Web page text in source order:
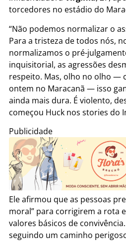
torcedores no estádio do
“Não podemos normalizar o
Para a tristeza de todos nós,
normalizamos o pré-
inquisitorial, as agressões
respeito. Mas, olho no olho —
ontem no Maracanã — isso
ainda mais dura. É violento,
começou Huck nos stories do
Publicidade
Ele afirmou que as pessoas
moral” para corrigirem a rota
valores básicos de
seguindo um caminho